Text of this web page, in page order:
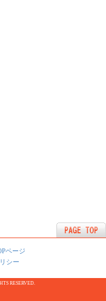
ページ
シー
RESERVED.